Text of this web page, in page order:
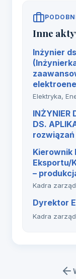
Inne
Inżynier
Elektryka,
INŻYNIER
DS.
Kierownik
Eksportu/
–
Kadra
Dyrektor
Kadra